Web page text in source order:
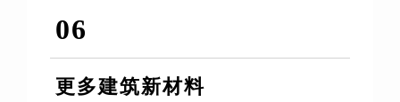
06
更多建筑新材料